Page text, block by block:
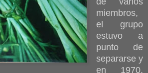
miembros,
el grupo
estuvo a
punto de
separarse y
en 1970,